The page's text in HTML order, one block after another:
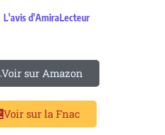
L'avis d'AmiraLecteur
Voir sur Amazon
Voir sur la Fnac